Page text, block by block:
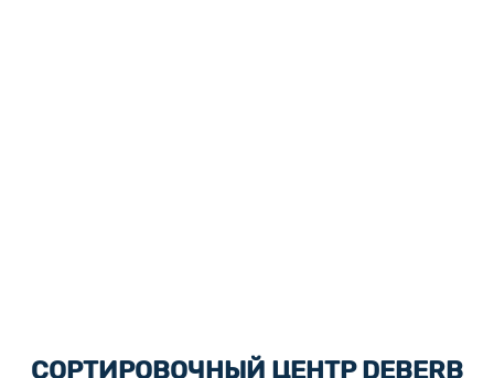
СОРТИРОВОЧНЫЙ ЦЕНТР DEBERB